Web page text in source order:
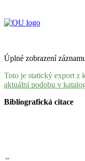
Úplné zobrazení
Toto je statický export z
aktuální podobu v
Bibliografická citace